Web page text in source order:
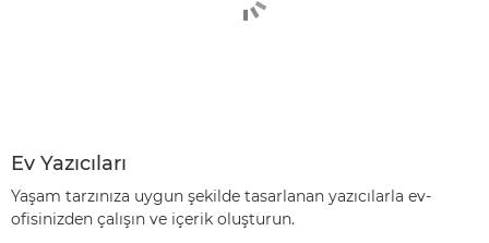
Ev Yazıcıları
Yaşam tarzınıza uygun şekilde tasarlanan yazıcılarla ev-
ofisinizden çalışın ve içerik oluşturun.